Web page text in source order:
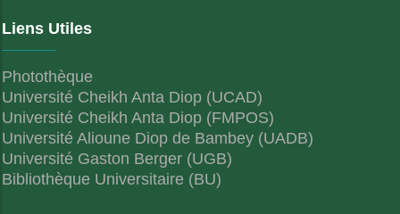
Liens Utiles
Photothèque
Université Cheikh Anta Diop (UCAD)
Université Cheikh Anta Diop (FMPOS)
Université Alioune Diop de Bambey (UADB)
Université Gaston Berger (UGB)
Bibliothèque Universitaire (BU)